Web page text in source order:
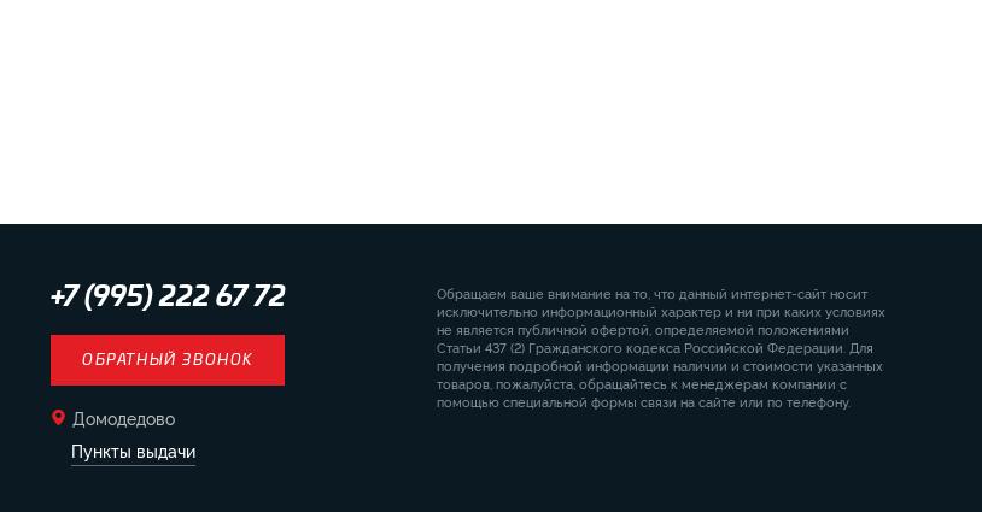
+7 (995) 222 67 72
ОБРАТНЫЙ ЗВОНОК
Домодедово
Пункты выдачи
Обращаем ваше внимание на то, что данный интернет-сайт носит
исключительно информационный характер и ни при каких условиях
не является публичной офертой, определяемой положениями
Статьи 437 (2) Гражданского кодекса Российской Федерации. Для
получения подробной информации наличии и стоимости указанных
товаров, пожалуйста, обращайтесь к менеджерам компании с
помощью специальной формы связи на сайте или по телефону.